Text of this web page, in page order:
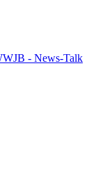
- News-Talk